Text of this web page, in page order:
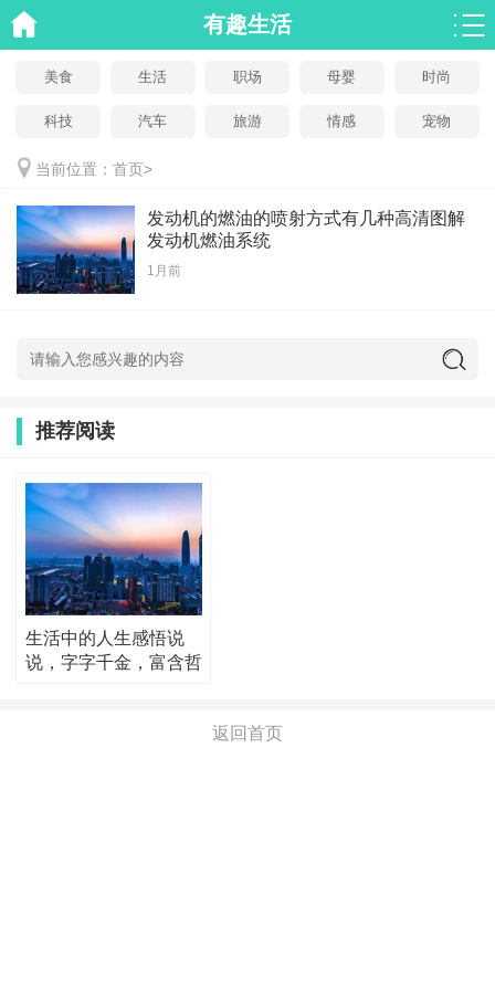
有趣生活
美食 生活 职场 母婴 时尚
科技 汽车 旅游 情感 宠物
当前位置： 首页>
发动机的燃油的喷射方式有几种高清图解
发动机燃油系统
1月前
推荐阅读
生活中的人生感悟说
说，字字千金，富含哲
返回首页